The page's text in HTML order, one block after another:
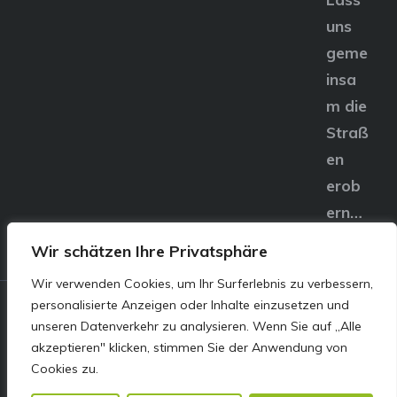
Wir schätzen Ihre Privatsphäre
Wir verwenden Cookies, um Ihr Surferlebnis zu verbessern,
personalisierte Anzeigen oder Inhalte einzusetzen und
unseren Datenverkehr zu analysieren. Wenn Sie auf „Alle
akzeptieren" klicken, stimmen Sie der Anwendung von
Cookies zu.
uns
geme
insa
m die
Straß
en
erob
ern…
© E&S Motors GmbH,
Linzer Straße 83 4240
Freistadt